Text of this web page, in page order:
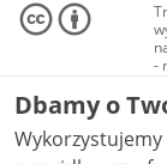
-
Dbamy o